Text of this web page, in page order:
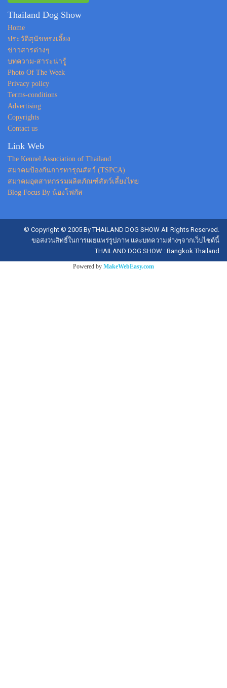
Thailand Dog Show
Home
ประวัติสุนัขทรงเลี้ยง
ข่าวสารต่างๆ
บทความ-สาระน่ารู้
Photo Of The Week
Privacy policy
Terms-conditions
Advertising
Copyrights
Contact us
Link Web
The Kennel Association of Thailand
สมาคมป้องกันการทารุณสัตว์ (TSPCA)
สมาคมอุตสาหกรรมผลิตภัณฑ์สัตว์เลี้ยงไทย
Blog Focus By น้องโฟกัส
© Copyright © 2005 By THAILAND DOG SHOW All Rights Reserved.
ขอสงวนสิทธิ์ในการเผยแพร่รูปภาพ และบทความต่างๆจากเว็บไซต์นี้
THAILAND DOG SHOW : Bangkok Thailand
Powered by MakeWebEasy.com